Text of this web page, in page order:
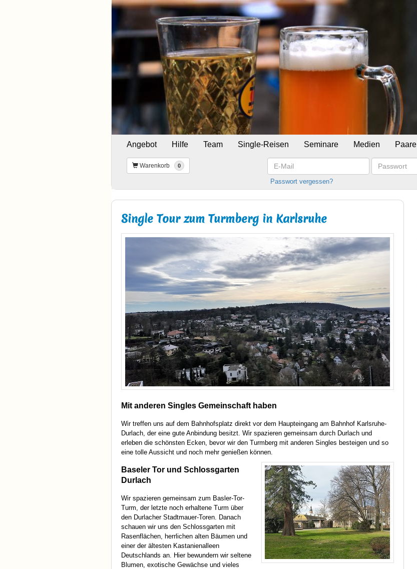
Angebot Hilfe Team Single-Reisen Seminare Medien Paare
Warenkorb 0
E-
Mail
Passwort
Passwort vergessen?
Single Tour zum Turmberg in Karlsruhe
Mit anderen Singles Gemeinschaft haben
Wir treffen uns auf dem Bahnhofsplatz direkt vor dem Haupteingang am Bahnhof Karlsruhe-
Durlach, der eine gute Anbindung besitzt. Wir spazieren gemeinsam durch Durlach und
erleben die schönsten Ecken, bevor wir den Turmberg mit anderen Singles besteigen und so
eine tolle Aussicht und noch mehr genießen können.
Baseler Tor und Schlossgarten
Durlach
Wir spazieren gemeinsam zum Basler-Tor-
Turm, der letzte noch erhaltene Turm über
den Durlacher Stadtmauer-Toren. Danach
schauen wir uns den Schlossgarten mit
Rasenflächen, herrlichen alten Bäumen und
einer der ältesten Kastanienalleen
Deutschlands an. Hier bewundern wir seltene
Blumen, exotische Gewächse und vieles